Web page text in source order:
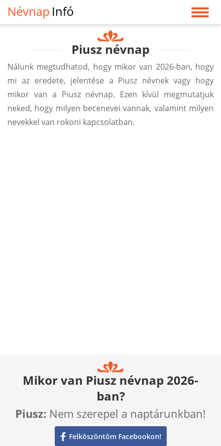
Névnap Infó
Piusz névnap
Nálunk megtudhatod, hogy mikor van 2026-ban, hogy
mi az eredete, jelentése a Piusz névnek vagy hogy
mikor van a Piusz névnap. Ezen kívül megmutatjuk
neked, hogy milyen becenevei vannak, valamint milyen
nevekkel van rokoni kapcsolatban.
Mikor van Piusz névnap 2026-
ban?
Piusz: Nem szerepel a naptárunkban!
Felköszöntöm Facebookon!